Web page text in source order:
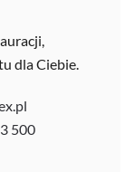
dla Ciebie.
500